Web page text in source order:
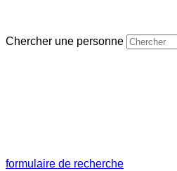
Chercher une personne
formulaire de recherche